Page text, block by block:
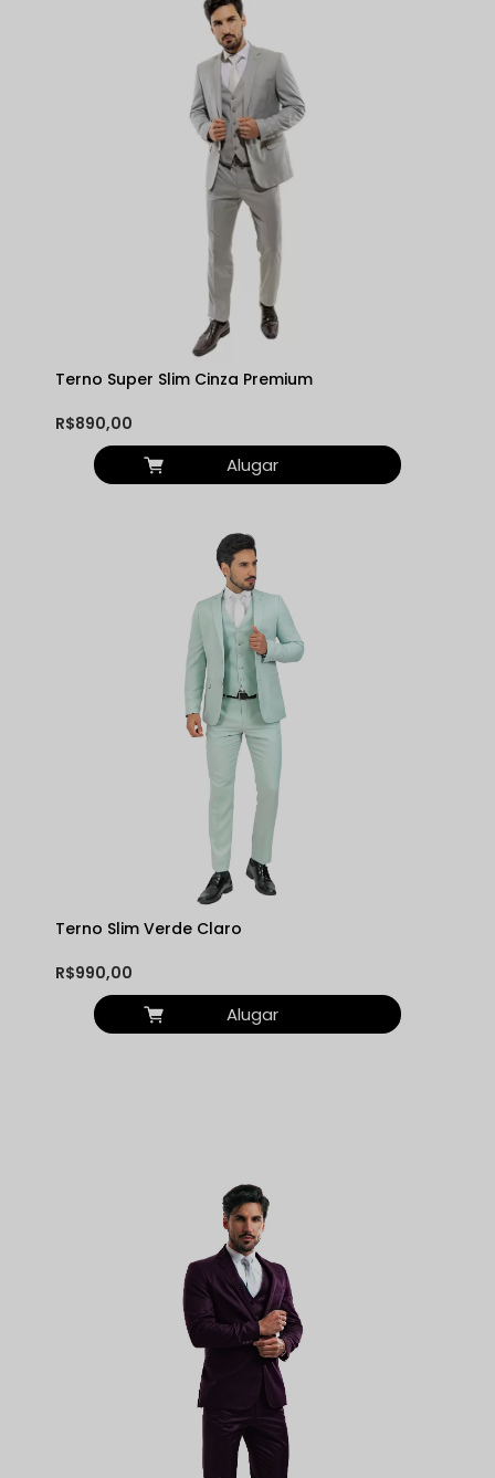
Terno Super Slim Cinza Premium
R$890,00
Alugar
Terno Slim Verde Claro
R$990,00
Alugar